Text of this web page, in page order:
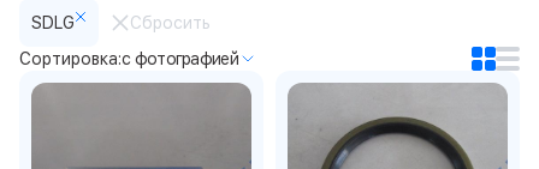
SDLG
Сбросить
Сортировка:с фотографией